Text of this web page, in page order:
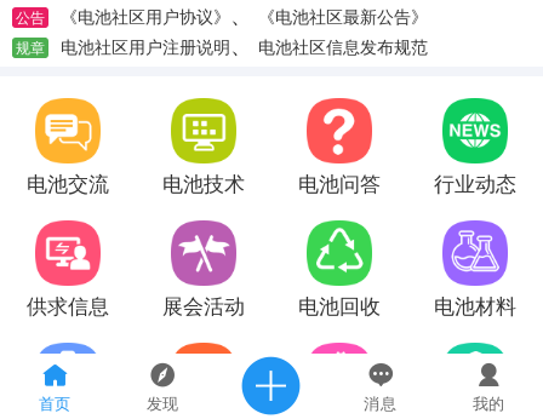
首页 发现 消息 我的
公告 《电池社区用户协议》 、 《电池社区最新公告》
规章 电池社区用户注册说明、 电池社区信息发布规范
电池交流 电池技术 电池问答 行业动态
供求信息 展会活动 电池回收 电池材料